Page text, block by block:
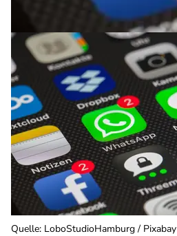
Quelle: LoboStudioHamburg / Pixabay